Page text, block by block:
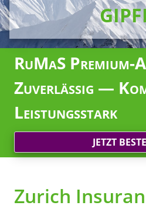
RuMaS Premium-
Zuverlässig —
Leistungsstark
JETZT
Zurich